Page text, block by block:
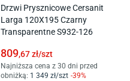
Drzwi Prysznicowe Cersanit
Larga 120X195 Czarny
Transparentne S932-126
809,67zł/szt
Najniższa cena z 30 dni przed
obniżką: 1 349 zł/szt -39%